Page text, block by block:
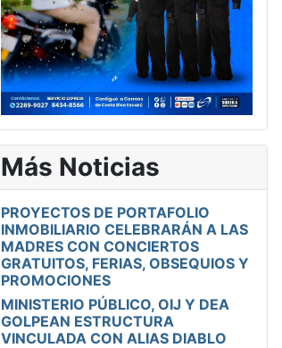
Más Noticias
PROYECTOS DE PORTAFOLIO
INMOBILIARIO CELEBRARÁN A LAS
MADRES CON CONCIERTOS
GRATUITOS, FERIAS, OBSEQUIOS Y
PROMOCIONES
MINISTERIO PÚBLICO, OIJ Y DEA
GOLPEAN ESTRUCTURA
VINCULADA CON ALIAS DIABLO